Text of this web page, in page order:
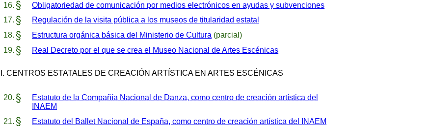
Obligatoriedad de comunicación por medios electrónicos en ayudas y subvenciones
Regulación de la visita pública a los museos de titularidad estatal
Estructura orgánica básica del Ministerio de Cultura (parcial)
Real Decreto por el que se crea el Museo Nacional de Artes Escénicas
III. CENTROS ESTATALES DE CREACIÓN ARTÍSTICA EN ARTES ESCÉNICAS
Estatuto de la Compañía Nacional de Danza, como centro de creación artística del
INAEM
Estatuto del Ballet Nacional de España, como centro de creación artística del INAEM